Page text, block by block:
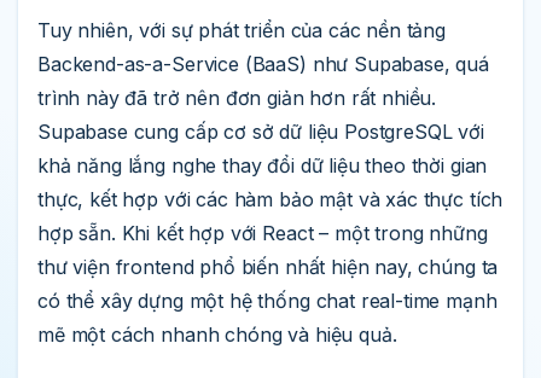
Tuy nhiên, với sự phát triển của các nền tảng
Backend-as-a-Service (BaaS) như Supabase, quá
trình này đã trở nên đơn giản hơn rất nhiều.
Supabase cung cấp cơ sở dữ liệu PostgreSQL với
khả năng lắng nghe thay đổi dữ liệu theo thời gian
thực, kết hợp với các hàm bảo mật và xác thực tích
hợp sẵn. Khi kết hợp với React – một trong những
thư viện frontend phổ biến nhất hiện nay, chúng ta
có thể xây dựng một hệ thống chat real-time mạnh
mẽ một cách nhanh chóng và hiệu quả.